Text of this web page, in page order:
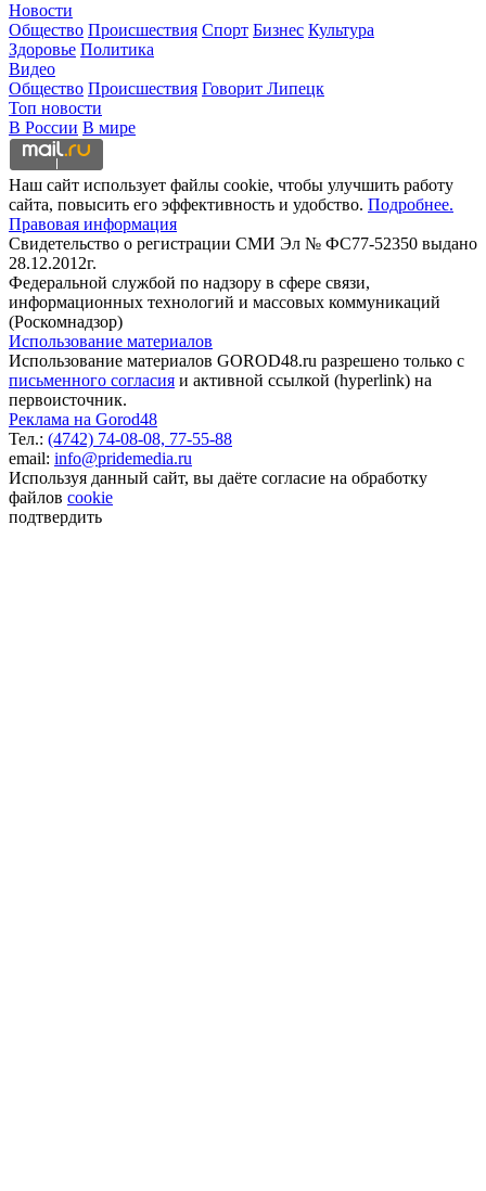
Новости
Общество Происшествия Спорт Бизнес Культура
Здоровье Политика
Видео
Общество Происшествия Говорит Липецк
Топ новости
В России В мире
Наш сайт использует файлы cookie, чтобы улучшить работу
сайта, повысить его эффективность и удобство. Подробнее.
Правовая информация
Свидетельство о регистрации СМИ Эл № ФС77-52350 выдано
28.12.2012г.
Федеральной службой по надзору в сфере связи,
информационных технологий и массовых коммуникаций
(Роскомнадзор)
Использование материалов
Использование материалов GOROD48.ru разрешено только с
письменного согласия и активной ссылкой (hyperlink) на
первоисточник.
Реклама на Gorod48
Тел.: (4742) 74-08-08, 77-55-88
email: info@pridemedia.ru
Используя данный сайт, вы даёте согласие на обработку
файлов cookie
подтвердить